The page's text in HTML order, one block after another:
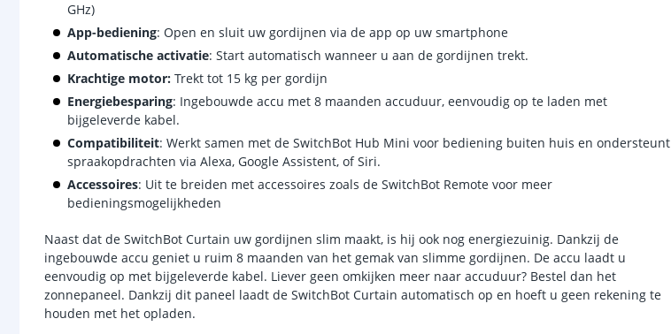
GHz)
App-bediening: Open en sluit uw gordijnen via de app op uw smartphone
Automatische activatie: Start automatisch wanneer u aan de gordijnen trekt.
Krachtige motor: Trekt tot 15 kg per gordijn
Energiebesparing: Ingebouwde accu met 8 maanden accuduur, eenvoudig op te laden met
bijgeleverde kabel.
Compatibiliteit: Werkt samen met de SwitchBot Hub Mini voor bediening buiten huis en ondersteunt
spraakopdrachten via Alexa, Google Assistent, of Siri.
Accessoires: Uit te breiden met accessoires zoals de SwitchBot Remote voor meer
bedieningsmogelijkheden
Naast dat de SwitchBot Curtain uw gordijnen slim maakt, is hij ook nog energiezuinig. Dankzij de
ingebouwde accu geniet u ruim 8 maanden van het gemak van slimme gordijnen. De accu laadt u
eenvoudig op met bijgeleverde kabel. Liever geen omkijken meer naar accuduur? Bestel dan het
zonnepaneel. Dankzij dit paneel laadt de SwitchBot Curtain automatisch op en hoeft u geen rekening te
houden met het opladen.